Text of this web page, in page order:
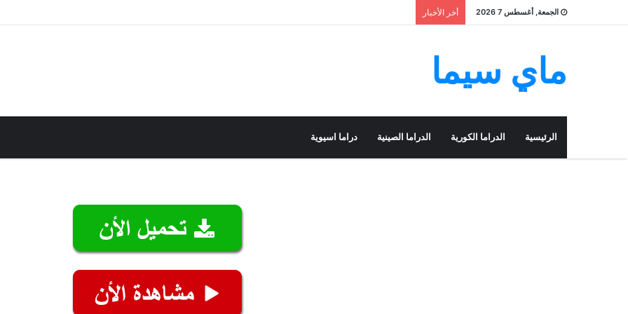
الجمعة, أغسطس 7 2026 أخر الأخبار
ماي سيما
الرئيسية الدراما الكورية الدراما الصينية دراما اسيوية